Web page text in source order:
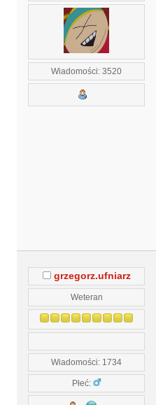
Wiadomości: 3520
grzegorz.ufniarz
Weteran
Wiadomości: 1734
Płeć: